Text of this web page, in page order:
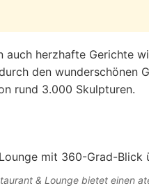
herzhafte Gerichte
den
rund 3.000 Skulpturen.
& Lounge bietet einen